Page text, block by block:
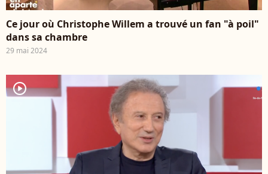
Ce jour où Christophe Willem a trouvé un fan "à poil"
dans sa chambre
29 mai 2024
player2